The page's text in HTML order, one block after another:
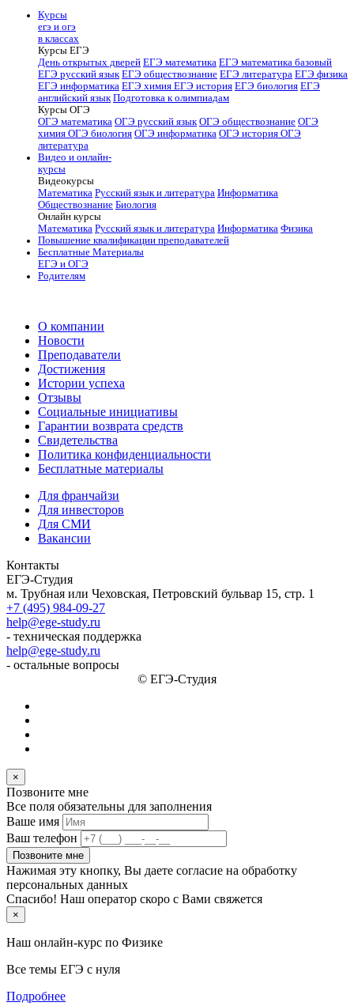
Курсы
егэ и огэ
в классах
Курсы ЕГЭ
День открытых дверей ЕГЭ математика ЕГЭ математика базовый
ЕГЭ русский язык ЕГЭ обществознание ЕГЭ литература ЕГЭ физика
ЕГЭ информатика ЕГЭ химия ЕГЭ история ЕГЭ биология ЕГЭ
английский язык Подготовка к олимпиадам
Курсы ОГЭ
ОГЭ математика ОГЭ русский язык ОГЭ обществознание ОГЭ
химия ОГЭ биология ОГЭ информатика ОГЭ история ОГЭ
литература
Видео и онлайн-
курсы
Видеокурсы
Математика Русский язык и литература Информатика
Обществознание Биология
Онлайн курсы
Математика Русский язык и литература Информатика Физика
Повышение квалификации преподавателей
Бесплатные Материалы
ЕГЭ и ОГЭ
Родителям
О компании
Новости
Преподаватели
Достижения
Истории успеха
Отзывы
Социальные инициативы
Гарантии возврата средств
Свидетельства
Политика конфиденциальности
Бесплатные материалы
Для франчайзи
Для инвесторов
Для СМИ
Вакансии
Контакты
ЕГЭ-Студия
м. Трубная или Чеховская, Петровский бульвар 15, стр. 1
+7 (495) 984-09-27
help@ege-study.ru
- техническая поддержка
help@ege-study.ru
- остальные вопросы
© ЕГЭ-Студия
×
Позвоните мне
Все поля обязательны для заполнения
Ваше имя
Ваш телефон
Позвоните мне
Нажимая эту кнопку, Вы даете согласие на обработку
персональных данных
Спасибо! Наш оператор скоро с Вами свяжется
×
Наш онлайн-курс по Физике
Все темы ЕГЭ с нуля
Подробнее